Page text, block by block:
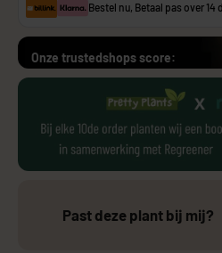
Bestel nu, Betaal pas over 14
Onze trustedshops score:
Past deze plant bij mij?